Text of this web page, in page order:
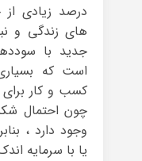
درصد زیادی از
های زندگی و
جدید با
است که بسیاری
کسب و کار
چون احتمال
وجود دارد ،
یا با سرمایه